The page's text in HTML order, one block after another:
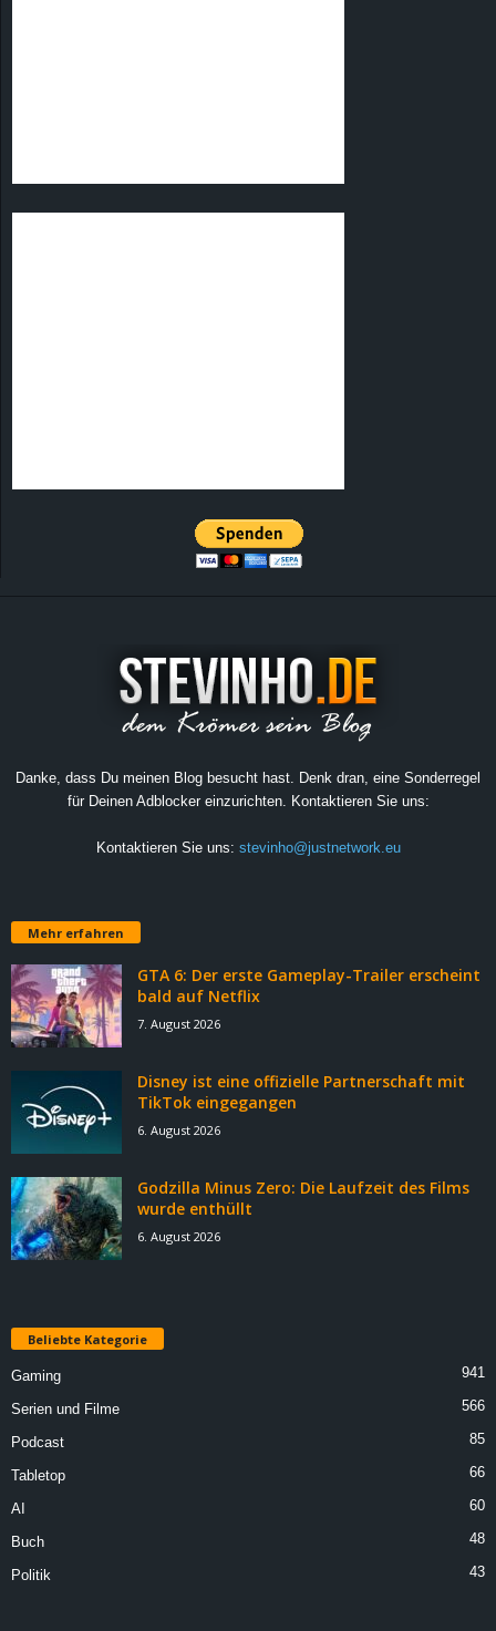
Danke, dass Du meinen Blog besucht hast. Denk dran, eine Sonderregel
für Deinen Adblocker einzurichten. Kontaktieren Sie uns:
Kontaktieren Sie uns: stevinho@justnetwork.eu
Mehr erfahren
GTA 6: Der erste Gameplay-Trailer erscheint
bald auf Netflix
7. August 2026
Disney ist eine offizielle Partnerschaft mit
TikTok eingegangen
6. August 2026
Godzilla Minus Zero: Die Laufzeit des Films
wurde enthüllt
6. August 2026
Beliebte Kategorie
Gaming 941
Serien und Filme 566
Podcast 85
Tabletop 66
AI 60
Buch 48
Politik 43